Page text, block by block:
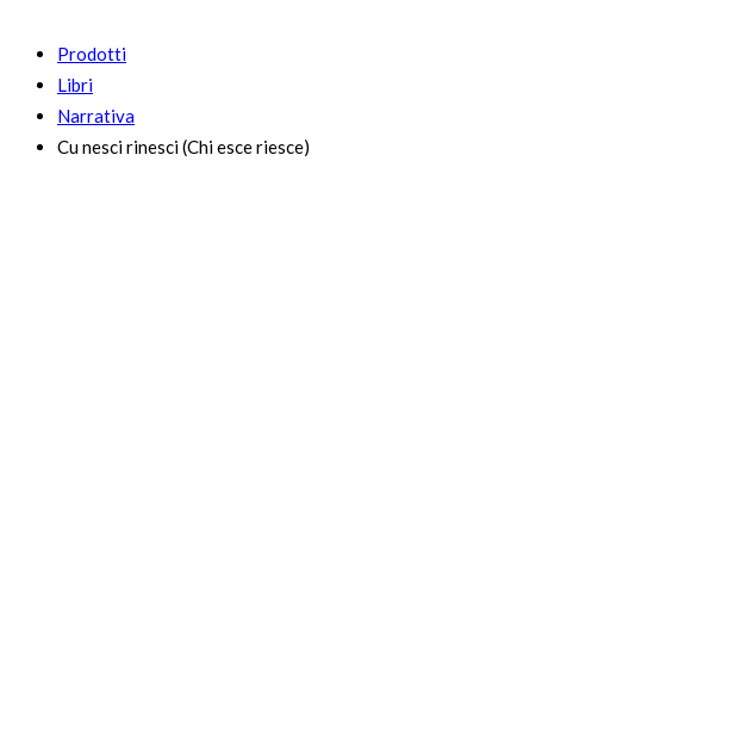
Prodotti
Libri
Narrativa
Cu nesci rinesci (Chi esce riesce)